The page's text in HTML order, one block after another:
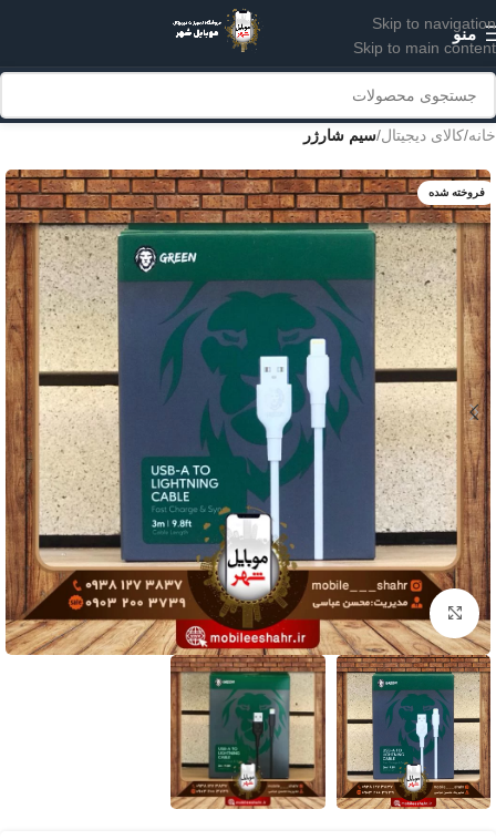
Skip to navigation
Skip to main content
منو
خانه کالای دیجیتال سیم شارژر
فروخته شده
سفید
مشکی
برای بزرگنمایی کلیک کنید